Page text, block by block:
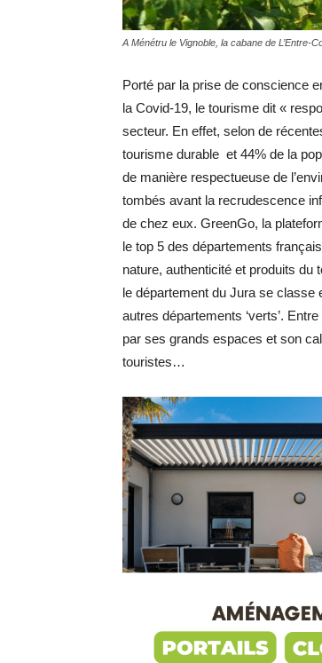
A Ménétru le Vignoble, la cabane de
Porté par la prise de conscience
la Covid-19, le tourisme dit «
secteur. En effet, selon de
tourisme durable et 44% de la
de manière respectueuse de
tombés avant la recrudescence
de chez eux. GreenGo, la
le top 5 des départements
nature, authenticité et produits du
le département du Jura se classe
autres départements ‘verts’.
par ses grands espaces et son
touristes…